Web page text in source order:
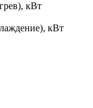
кВт
кВт